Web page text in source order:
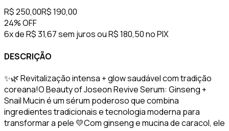
R$ 250,00R$ 190,00
24%OFF
6x de R$ 31,67 sem jurosouR$ 180,50no PIX
DESCRIÇÃO
✨🌿 Revitalização intensa + glow saudável com tradição
coreana!O Beauty of Joseon Revive Serum: Ginseng +
Snail Mucin é um sérum poderoso que combina
ingredientes tradicionais e tecnologia moderna para
transformar a pele 💛Com ginseng e mucina de caracol, ele